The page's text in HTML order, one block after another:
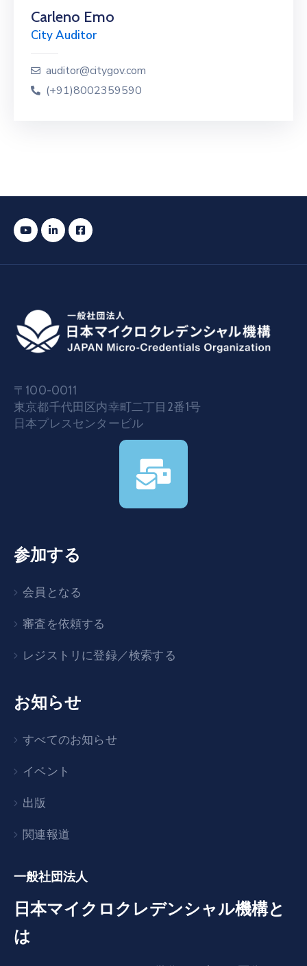
Carleno Emo
City Auditor
auditor@citygov.com
(+91)8002359590
〒100-0011
東京都千代田区内幸町二丁目2番1号
日本プレスセンタービル
参加する
会員となる
審査を依頼する
レジストリに登録／検索する
お知らせ
すべてのお知らせ
イベント
出版
関連報道
一般社団法人
日本マイクロクレデンシャル機構と
は